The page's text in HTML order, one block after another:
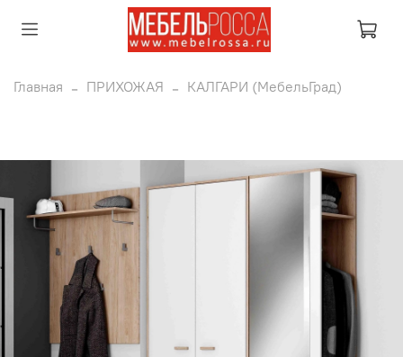
Главная ПРИХОЖАЯ КАЛГАРИ (МебельГрад)